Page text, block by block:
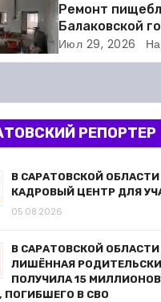
Ремонт
Балаковской
клинической
выходит на
Июл 29, 2026
РЕПОРТЕР
В САРАТОВСКОЙ
КАДРОВЫЙ ЦЕНТР ДЛЯ
05.08.2026
В САРАТОВСКОЙ
ЛИШЁННАЯ
ПОЛУЧИЛА 15
ПОГИБШЕГО В СВО